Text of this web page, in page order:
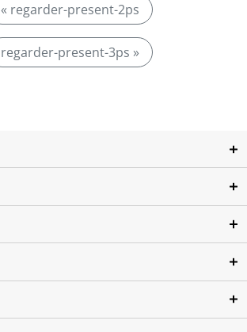
« regarder-present-2ps
regarder-present-3ps »